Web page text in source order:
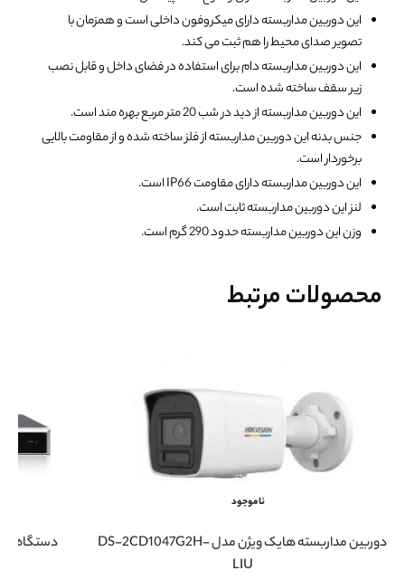
این دوربین مداربسته دارای میکروفون داخلی است و همزمان با
تصویر صدای محیط را هم ثبت می کند.
این دوربین مداربسته دام برای استفاده در فضای داخل و قابل نصب
زیر سقف ساخته شده است.
این دوربین مداربسته از دید در شب 20 متر مربع بهره مند است.
جنس بدنه این دوربین مداربسته از فلز ساخته شده و از مقاومت بالایی
برخوردار است.
این دوربین مداربسته دارای مقاومت IP66 است.
لنز این دوربین مداربسته ثابت است.
وزن این دوربین مداربسته حدود 290 گرم است.
محصولات مرتبط
ناموجود
دوربین مداربسته هایک ویژن مدل DS-2CD1047G2H-
LIU
دستگاه NVR هایک ویژن مدل DS-7616NI-K2